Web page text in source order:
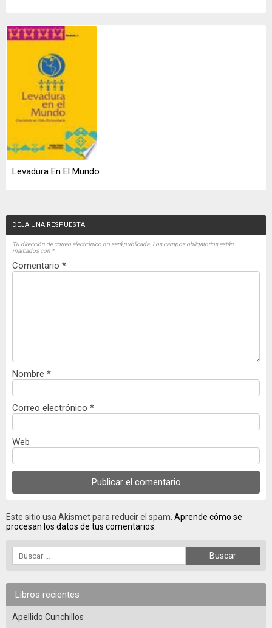
Levadura En El Mundo
DEJA UNA RESPUESTA
Tu dirección de correo electrónico no será publicada. Los campos obligatorios están
marcados con *
Comentario *
Nombre *
Correo electrónico *
Web
Este sitio usa Akismet para reducir el spam. Aprende cómo se
procesan los datos de tus comentarios.
Libros recientes
Apellido Cunchillos